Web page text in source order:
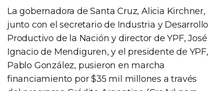
La gobernadora de Santa Cruz, Alicia Kirchner,
junto con el secretario de Industria y Desarrollo
Productivo de la Nación y director de YPF, José
Ignacio de Mendiguren, y el presidente de YPF,
Pablo González, pusieron en marcha
financiamiento por $35 mil millones a través